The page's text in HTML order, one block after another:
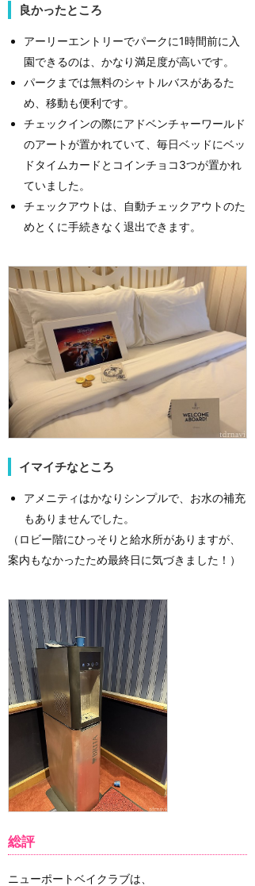
良かったところ
アーリーエントリーでパークに1時間前に入
園できるのは、かなり満足度が高いです。
パークまでは無料のシャトルバスがあるた
め、移動も便利です。
チェックインの際にアドベンチャーワールド
のアートが置かれていて、毎日ベッドにベッ
ドタイムカードとコインチョコ3つが置かれ
ていました。
チェックアウトは、自動チェックアウトのた
めとくに手続きなく退出できます。
イマイチなところ
アメニティはかなりシンプルで、お水の補充
もありませんでした。
（ロビー階にひっそりと給水所がありますが、
案内もなかったため最終日に気づきました！）
総評
ニューポートベイクラブは、